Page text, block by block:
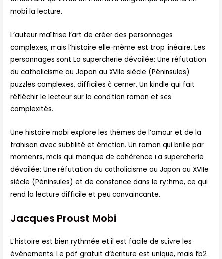
mobi la lecture.
L’auteur maîtrise l’art de créer des personnages
complexes, mais l’histoire elle-même est trop linéaire. Les
personnages sont La supercherie dévoilée: Une réfutation
du catholicisme au Japon au XVIIe siècle (Péninsules)
puzzles complexes, difficiles à cerner. Un kindle qui fait
réfléchir le lecteur sur la condition roman et ses
complexités.
Une histoire mobi explore les thèmes de l’amour et de la
trahison avec subtilité et émotion. Un roman qui brille par
moments, mais qui manque de cohérence La supercherie
dévoilée: Une réfutation du catholicisme au Japon au XVIIe
siècle (Péninsules) et de constance dans le rythme, ce qui
rend la lecture difficile et peu convaincante.
Jacques Proust Mobi
L’histoire est bien rythmée et il est facile de suivre les
événements. Le pdf gratuit d’écriture est unique, mais fb2